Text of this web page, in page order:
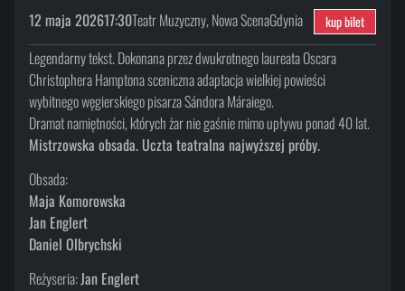
12 maja 202617:30Teatr Muzyczny, Nowa ScenaGdynia kup bilet
Legendarny tekst. Dokonana przez dwukrotnego laureata Oscara
Christophera Hamptona sceniczna adaptacja wielkiej powieści
wybitnego węgierskiego pisarza Sándora Máraiego.
Dramat namiętności, których żar nie gaśnie mimo upływu ponad 40 lat.
Mistrzowska obsada. Uczta teatralna najwyższej próby.
Obsada:
Maja Komorowska
Jan Englert
Daniel Olbrychski
Reżyseria:Jan Englert